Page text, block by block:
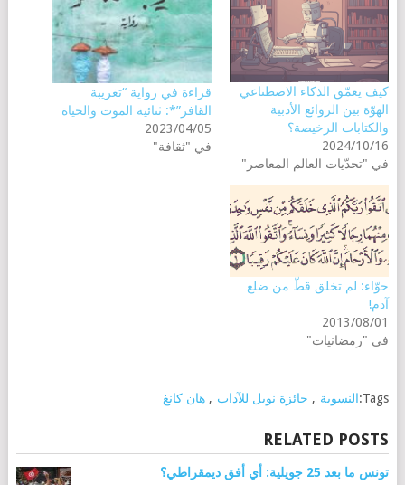
كيف يعمّق الذكاء الاصطناعي
الهوّة بين الروائع الأدبية
والكتابات الرخيصة؟
2024/10/16
في "تحدّيات العالم المعاصر"
قراءة في رواية “تغريبة
القافر”*: ثنائية الموت والحياة
2023/04/05
في "ثقافة"
حوّاء: لم تخلق قطّ من ضلع
آدم!
2013/08/01
في "رمضانيات"
Tags: النسوية , جائزة نوبل للآداب , هان كانغ
RELATED POSTS
تونس ما بعد 25 جويلية: أي أفق ديمقراطي؟